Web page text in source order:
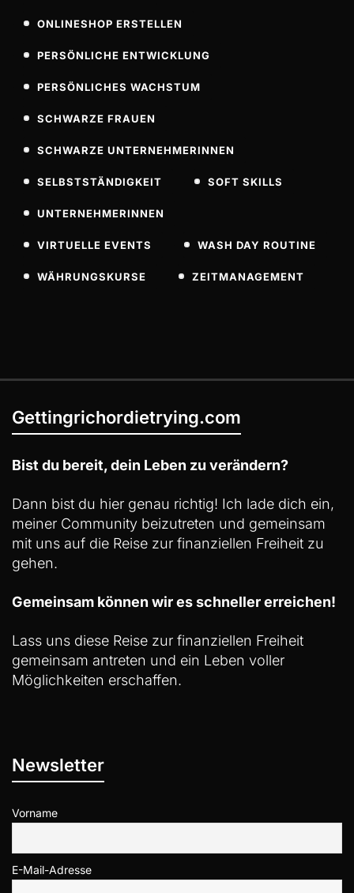
ONLINESHOP ERSTELLEN
PERSÖNLICHE ENTWICKLUNG
PERSÖNLICHES WACHSTUM
SCHWARZE FRAUEN
SCHWARZE UNTERNEHMERINNEN
SELBSTSTÄNDIGKEIT SOFT SKILLS
UNTERNEHMERINNEN
VIRTUELLE EVENTS WASH DAY ROUTINE
WÄHRUNGSKURSE ZEITMANAGEMENT
Gettingrichordietrying.com
Bist du bereit, dein Leben zu verändern?
Dann bist du hier genau richtig! Ich lade dich ein,
meiner Community beizutreten und gemeinsam
mit uns auf die Reise zur finanziellen Freiheit zu
gehen.
Gemeinsam können wir es schneller erreichen!
Lass uns diese Reise zur finanziellen Freiheit
gemeinsam antreten und ein Leben voller
Möglichkeiten erschaffen.
Newsletter
Vorname
E-Mail-Adresse